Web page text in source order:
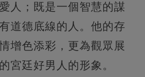
人；既是一個智慧的謀
道德底線的人。他的存
增色添彩，更為觀眾展
宮廷好男人的形象。